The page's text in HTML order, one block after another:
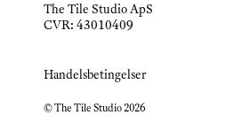
The Tile Studio ApS
CVR: 43010409
Handelsbetingelser
© The Tile Studio 2026